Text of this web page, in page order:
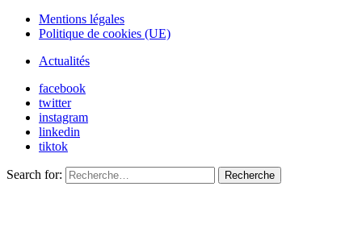
Mentions légales
Politique de cookies (UE)
Actualités
facebook
twitter
instagram
linkedin
tiktok
Search for: Recherche